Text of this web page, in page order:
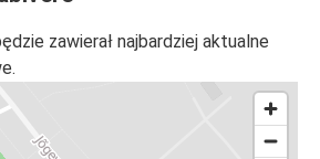
zawierał najbardziej aktualne